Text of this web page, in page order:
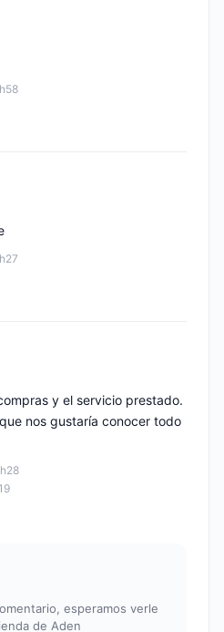
y el servicio prestado.
nos gustaría conocer todo
esperamos verle
de Aden